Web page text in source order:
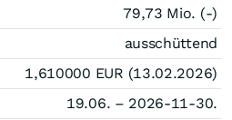
79,73 Mio. (-)
ausschüttend
1,610000 EUR (13.02.2026)
19.06. – 2026-11-30.